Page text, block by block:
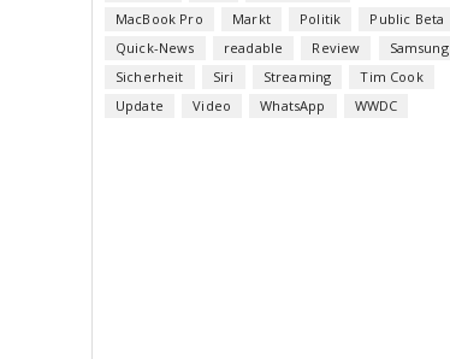
MacBook Pro
Markt Politik
Public Beta
Quick-News
readable Review
Samsung
Sicherheit
Siri Streaming
Tim Cook
Update
Video WhatsApp WWDC